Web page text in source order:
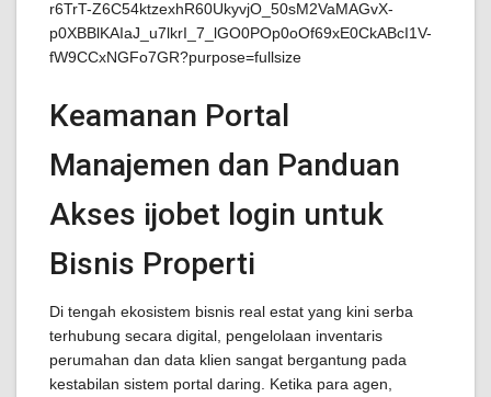
Keamanan Portal
Manajemen dan Panduan
Akses ijobet login untuk
Bisnis Properti
Di tengah ekosistem bisnis real estat yang kini serba
terhubung secara digital, pengelolaan inventaris
perumahan dan data klien sangat bergantung pada
kestabilan sistem portal daring. Ketika para agen,